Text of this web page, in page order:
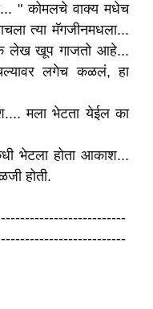
" कोमलचे वाक्य मधेच
त्या मॅगजीनमधला...
लेख खूप गाजतो आहे...
लगेच कळलं, हा
मला भेटता येईल का
भेटला होता आकाश...
होती.